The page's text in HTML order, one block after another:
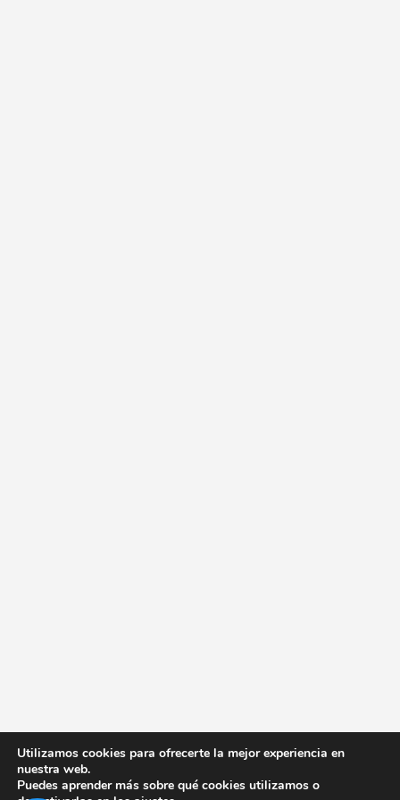
Utilizamos cookies para ofrecerte la mejor experiencia en
nuestra web.
Puedes aprender más sobre qué cookies utilizamos o